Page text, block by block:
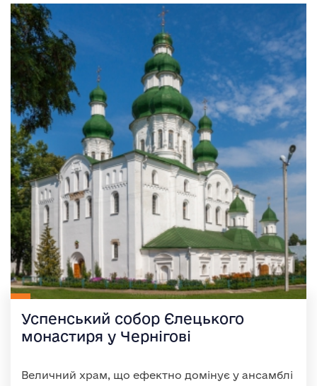
Успенський собор Єлецького
монастиря у Чернігові
Величний храм, що ефектно домінує у ансамблі